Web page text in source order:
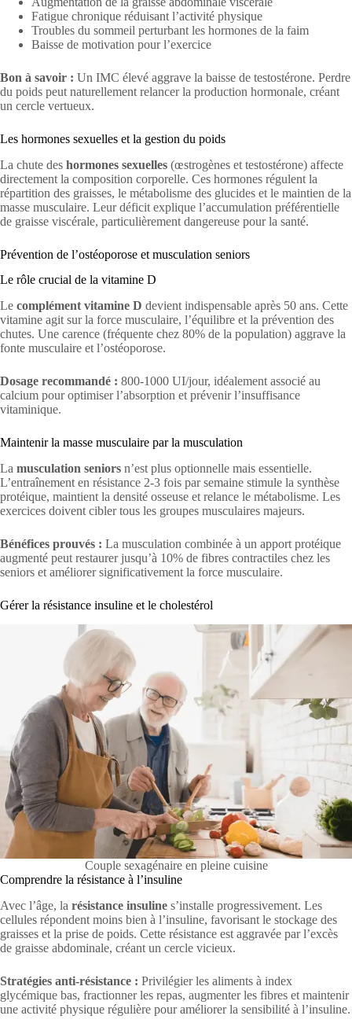
Fatigue chronique réduisant l’activité physique
Troubles du sommeil perturbant les hormones de la faim
Baisse de motivation pour l’exercice
Bon à savoir : Un IMC élevé aggrave la baisse de testostérone. Perdre
du poids peut naturellement relancer la production hormonale, créant
un cercle vertueux.
Les hormones sexuelles et la gestion du poids
La chute des hormones sexuelles (œstrogènes et testostérone) affecte
directement la composition corporelle. Ces hormones régulent la
répartition des graisses, le métabolisme des glucides et le maintien de la
masse musculaire. Leur déficit explique l’accumulation préférentielle
de graisse viscérale, particulièrement dangereuse pour la santé.
Prévention de l’ostéoporose et musculation seniors
Le rôle crucial de la vitamine D
Le complément vitamine D devient indispensable après 50 ans. Cette
vitamine agit sur la force musculaire, l’équilibre et la prévention des
chutes. Une carence (fréquente chez 80% de la population) aggrave la
fonte musculaire et l’ostéoporose.
Dosage recommandé : 800-1000 UI/jour, idéalement associé au
calcium pour optimiser l’absorption et prévenir l’insuffisance
vitaminique.
Maintenir la masse musculaire par la musculation
La musculation seniors n’est plus optionnelle mais essentielle.
L’entraînement en résistance 2-3 fois par semaine stimule la synthèse
protéique, maintient la densité osseuse et relance le métabolisme. Les
exercices doivent cibler tous les groupes musculaires majeurs.
Bénéfices prouvés : La musculation combinée à un apport protéique
augmenté peut restaurer jusqu’à 10% de fibres contractiles chez les
seniors et améliorer significativement la force musculaire.
Gérer la résistance insuline et le cholestérol
Couple sexagénaire en pleine cuisine
Comprendre la résistance à l’insuline
Avec l’âge, la résistance insuline s’installe progressivement. Les
cellules répondent moins bien à l’insuline, favorisant le stockage des
graisses et la prise de poids. Cette résistance est aggravée par l’excès
de graisse abdominale, créant un cercle vicieux.
Stratégies anti-résistance : Privilégier les aliments à index
glycémique bas, fractionner les repas, augmenter les fibres et maintenir
une activité physique régulière pour améliorer la sensibilité à l’insuline.